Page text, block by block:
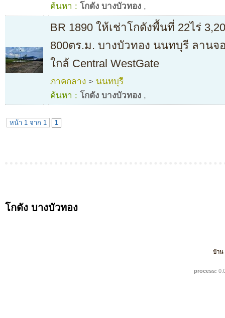
ค้นหา : โกดัง บางบัวทอง ,
BR 1890 ให้เช่าโกดังพื้นที่ 22ไร่
800ตร.ม. บางบัวทอง นนทบุรี ลานจ
ใกล้ Central WestGate ​
ภาคกลาง > นนทบุรี
ค้นหา : โกดัง บางบัวทอง ,
หน้า 1 จาก 1 1
โกดัง บางบัวทอง
บ้าน
process: